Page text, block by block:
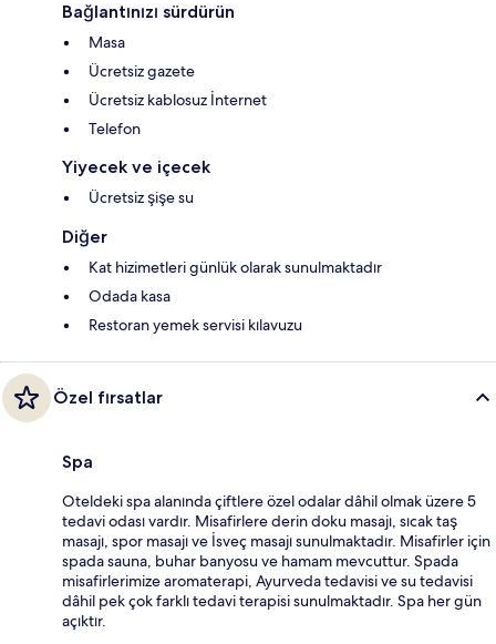
Bağlantınızı sürdürün
Masa
Ücretsiz gazete
Ücretsiz kablosuz İnternet
Telefon
Yiyecek ve içecek
Ücretsiz şişe su
Diğer
Kat hizimetleri günlük olarak sunulmaktadır
Odada kasa
Restoran yemek servisi kılavuzu
Özel fırsatlar
Spa
Oteldeki spa alanında çiftlere özel odalar dâhil olmak üzere 5
tedavi odası vardır. Misafirlere derin doku masajı, sıcak taş
masajı, spor masajı ve İsveç masajı sunulmaktadır. Misafirler için
spada sauna, buhar banyosu ve hamam mevcuttur. Spada
misafirlerimize aromaterapi, Ayurveda tedavisi ve su tedavisi
dâhil pek çok farklı tedavi terapisi sunulmaktadır. Spa her gün
açıktır.